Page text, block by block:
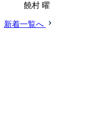
饒村 曜
新着一覧へ